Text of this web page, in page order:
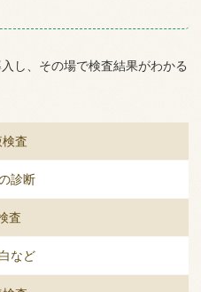
し、その場で検査結果がわかる
検査
診断
査
など